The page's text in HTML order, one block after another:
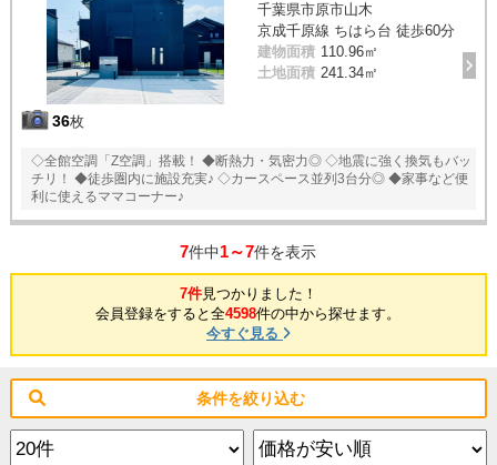
36枚
千葉県市原市山木
京成千原線 ちはら台 徒歩60分
建物面積 110.96㎡
土地面積 241.34㎡
◇全館空調「Z空調」搭載！ ◆断熱力・気密力◎ ◇地震に強く換気もバッ
チリ！ ◆徒歩圏内に施設充実♪ ◇カースペース並列3台分◎ ◆家事など便
利に使えるママコーナー♪
7件中1～7件を表示
7件見つかりました！
会員登録をすると全4598件の中から探せます。
今すぐ見る
条件を絞り込む